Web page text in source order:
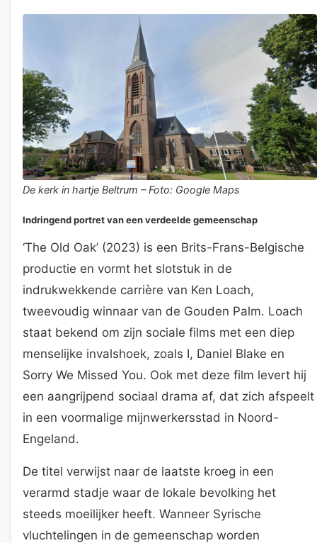
De kerk in hartje Beltrum – Foto: Google Maps
Indringend portret van een verdeelde gemeenschap
‘The Old Oak’ (2023) is een Brits-Frans-Belgische
productie en vormt het slotstuk in de
indrukwekkende carrière van Ken Loach,
tweevoudig winnaar van de Gouden Palm. Loach
staat bekend om zijn sociale films met een diep
menselijke invalshoek, zoals I, Daniel Blake en
Sorry We Missed You. Ook met deze film levert hij
een aangrijpend sociaal drama af, dat zich afspeelt
in een voormalige mijnwerkersstad in Noord-
Engeland.
De titel verwijst naar de laatste kroeg in een
verarmd stadje waar de lokale bevolking het
steeds moeilijker heeft. Wanneer Syrische
vluchtelingen in de gemeenschap worden